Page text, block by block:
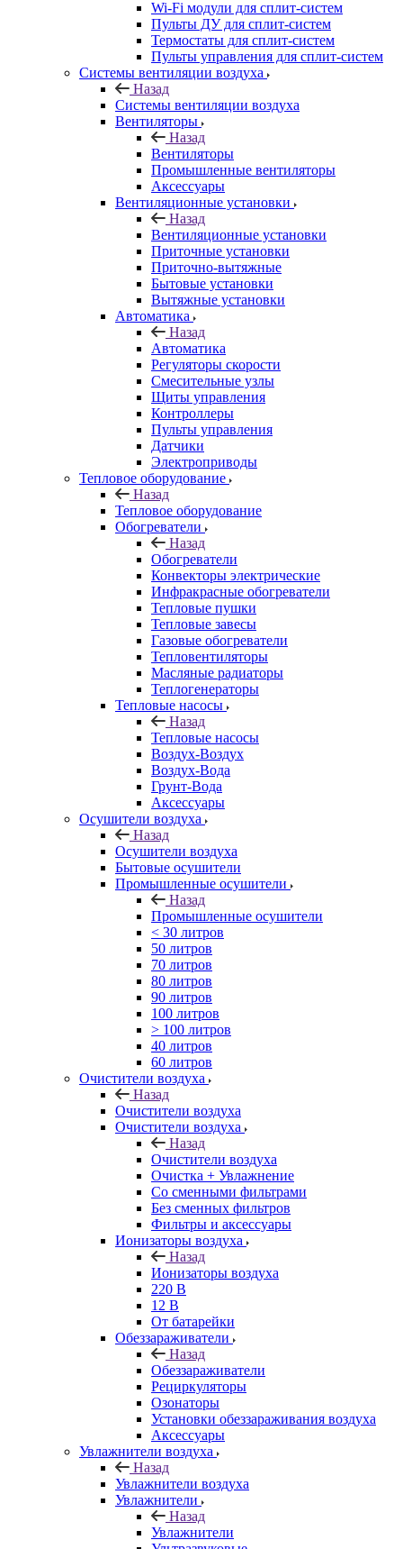
Wi-Fi модули для сплит-систем
Пульты ДУ для сплит-систем
Термостаты для сплит-систем
Пульты управления для сплит-систем
Системы вентиляции воздуха
Назад
Системы вентиляции воздуха
Вентиляторы
Назад
Вентиляторы
Промышленные вентиляторы
Аксессуары
Вентиляционные установки
Назад
Вентиляционные установки
Приточные установки
Приточно-вытяжные
Бытовые установки
Вытяжные установки
Автоматика
Назад
Автоматика
Регуляторы скорости
Смесительные узлы
Щиты управления
Контроллеры
Пульты управления
Датчики
Электроприводы
Тепловое оборудование
Назад
Тепловое оборудование
Обогреватели
Назад
Обогреватели
Конвекторы электрические
Инфракрасные обогреватели
Тепловые пушки
Тепловые завесы
Газовые обогреватели
Тепловентиляторы
Масляные радиаторы
Теплогенераторы
Тепловые насосы
Назад
Тепловые насосы
Воздух-Воздух
Воздух-Вода
Грунт-Вода
Аксессуары
Осушители воздуха
Назад
Осушители воздуха
Бытовые осушители
Промышленные осушители
Назад
Промышленные осушители
< 30 литров
50 литров
70 литров
80 литров
90 литров
100 литров
> 100 литров
40 литров
60 литров
Очистители воздуха
Назад
Очистители воздуха
Очистители воздуха
Назад
Очистители воздуха
Очистка + Увлажнение
Cо сменными фильтрами
Без сменных фильтров
Фильтры и аксессуары
Ионизаторы воздуха
Назад
Ионизаторы воздуха
220 В
12 В
От батарейки
Обеззараживатели
Назад
Обеззараживатели
Рециркуляторы
Озонаторы
Установки обеззараживания воздуха
Аксессуары
Увлажнители воздуха
Назад
Увлажнители воздуха
Увлажнители
Назад
Увлажнители